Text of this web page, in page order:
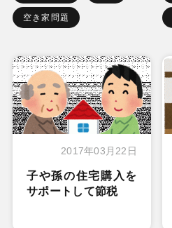
空き家問題
2017年03月22日
子や孫の住宅購入を
サポートして節税